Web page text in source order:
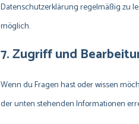
Datenschutzerklärung regelmäßig zu
möglich.
7. Zugriff und
Wenn du Fragen hast oder wissen
der unten stehenden Informationen